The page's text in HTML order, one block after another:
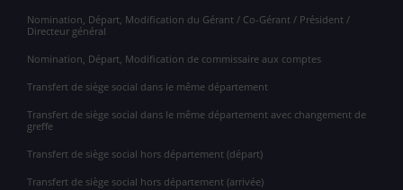
Nomination, Départ, Modification du Gérant / Co-Gérant / Président /
Directeur général
Nomination, Départ, Modification de commissaire aux comptes
Transfert de siège social dans le même département
Transfert de siège social dans le même département avec changement de
greffe
Transfert de siège social hors département (départ)
Transfert de siège social hors département (arrivée)